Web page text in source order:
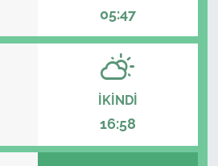
05:47
İKINDI
16:58